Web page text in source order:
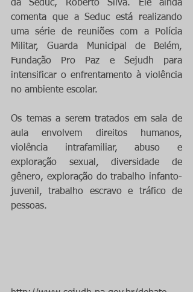
da Seduc, Roberto Silva. Ele ainda
comenta que a Seduc está realizando
uma série de reuniões com a Polícia
Militar, Guarda Municipal de Belém,
Fundação Pro Paz e Sejudh para
intensificar o enfrentamento à violência
no ambiente escolar.
Os temas a serem tratados em sala de
aula envolvem direitos humanos,
violência intrafamiliar, abuso e
exploração sexual, diversidade de
gênero, exploração do trabalho infanto-
juvenil, trabalho escravo e tráfico de
pessoas.